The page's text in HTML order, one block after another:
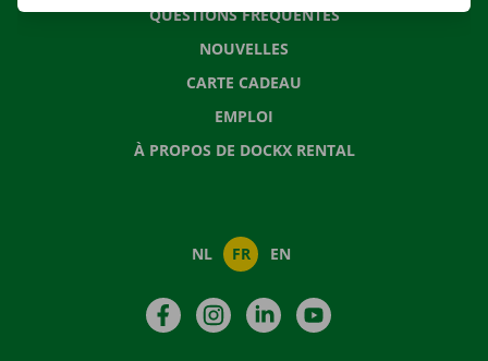
QUESTIONS FRÉQUENTES
NOUVELLES
CARTE CADEAU
EMPLOI
À PROPOS DE DOCKX RENTAL
NL FR EN
FacebookInstagramLinkedIn